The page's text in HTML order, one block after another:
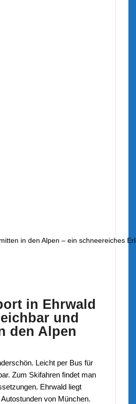
in den Alpen – ein schneereiches
in Ehrwald
und
den Alpen
Leicht per Bus für
Zum Skifahren findet man
Ehrwald liegt
von München.